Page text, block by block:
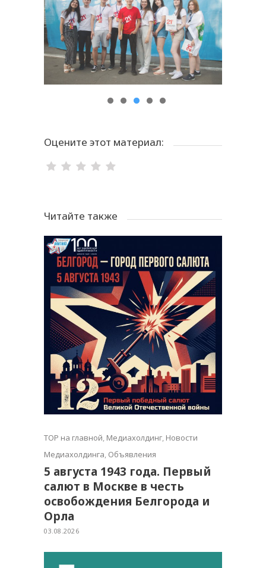
Оцените этот материал:
Читайте также
TOP на главной, Медиахолдинг, Новости
Медиахолдинга, Объявления
5 августа 1943 года. Первый
салют в Москве в честь
освобождения Белгорода и
Орла
03.08.2026